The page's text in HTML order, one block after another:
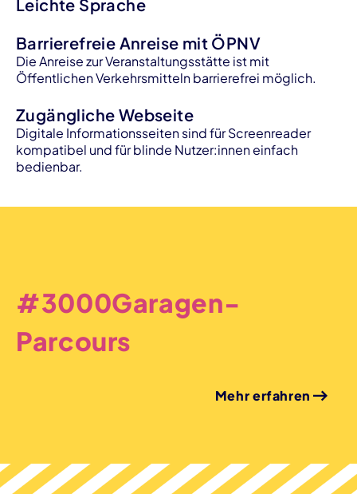
Leichte Sprache
Barrierefreie Anreise mit ÖPNV
Die Anreise zur Veranstaltungsstätte ist mit
Öffentlichen Verkehrsmitteln barrierefrei möglich.
Zugängliche Webseite
Digitale Informationsseiten sind für Screenreader
kompatibel und für blinde Nutzer:innen einfach
bedienbar.
#3000Garagen-
Parcours
Mehr erfahren